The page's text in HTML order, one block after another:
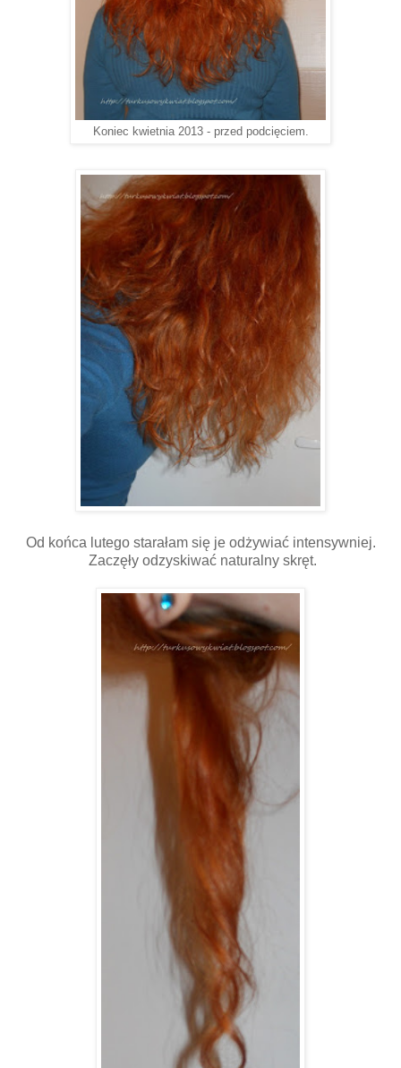
Koniec kwietnia 2013 - przed podcięciem.
Od końca lutego starałam się je odżywiać intensywniej.
Zaczęły odzyskiwać naturalny skręt.